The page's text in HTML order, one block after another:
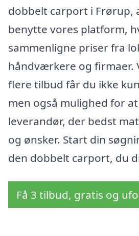
dobbelt carport i Frørup,
benytte vores platform,
sammenligne priser fra
håndværkere og firmaer.
flere tilbud får du ikke
men også mulighed for
leverandør, der bedst
og ønsker. Start din
den dobbelt carport, du
Få 3 tilbud, gratis og